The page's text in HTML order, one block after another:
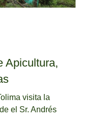
Apicultura,
visita la
el Sr. Andrés